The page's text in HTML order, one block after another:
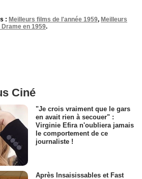
: Meilleurs films de l'année 1959, Meilleurs
en 1959.
Ciné
"Je crois vraiment que le gars
en avait rien à secouer" :
Virginie Efira n'oubliera jamais
le comportement de ce
journaliste !
Après Insaisissables et Fast